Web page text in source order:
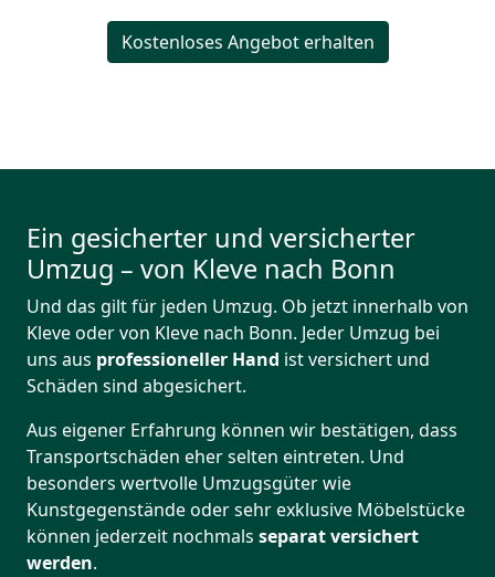
Kostenloses Angebot erhalten
Ein gesicherter und versicherter
Umzug – von Kleve nach Bonn
Und das gilt für jeden Umzug. Ob jetzt innerhalb von
Kleve oder von Kleve nach Bonn. Jeder Umzug bei
uns aus professioneller Hand ist versichert und
Schäden sind abgesichert.
Aus eigener Erfahrung können wir bestätigen, dass
Transportschäden eher selten eintreten. Und
besonders wertvolle Umzugsgüter wie
Kunstgegenstände oder sehr exklusive Möbelstücke
können jederzeit nochmals separat versichert
werden.